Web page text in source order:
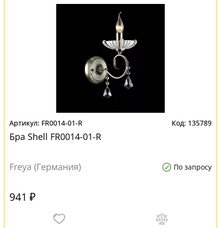
FR0014-01-R 135789
Бра Shell FR0014-01-R
Freya (Германия) По запросу
941 ₽